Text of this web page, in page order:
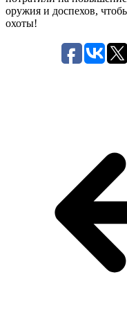
оружия и доспехов,
охоты!